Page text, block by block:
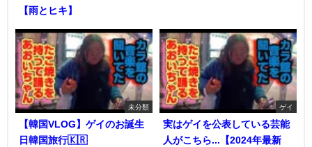
【雨とヒキ】
未分類
【韓国VLOG】ゲイのお誕生
日韓国旅行🇰🇷
ゲイ
実はゲイを公表している芸能
人がこちら...【2024年最新